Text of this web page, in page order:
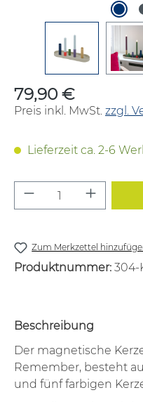
Regulärer Preis:
79,90 €
Preis inkl. MwSt. zzgl.
Lieferzeit ca. 2-6
Produkt
Zum Merkzettel
Produktnummer: 304-
Beschreibung
Der magnetische
Remember, besteht
und fünf farbigen